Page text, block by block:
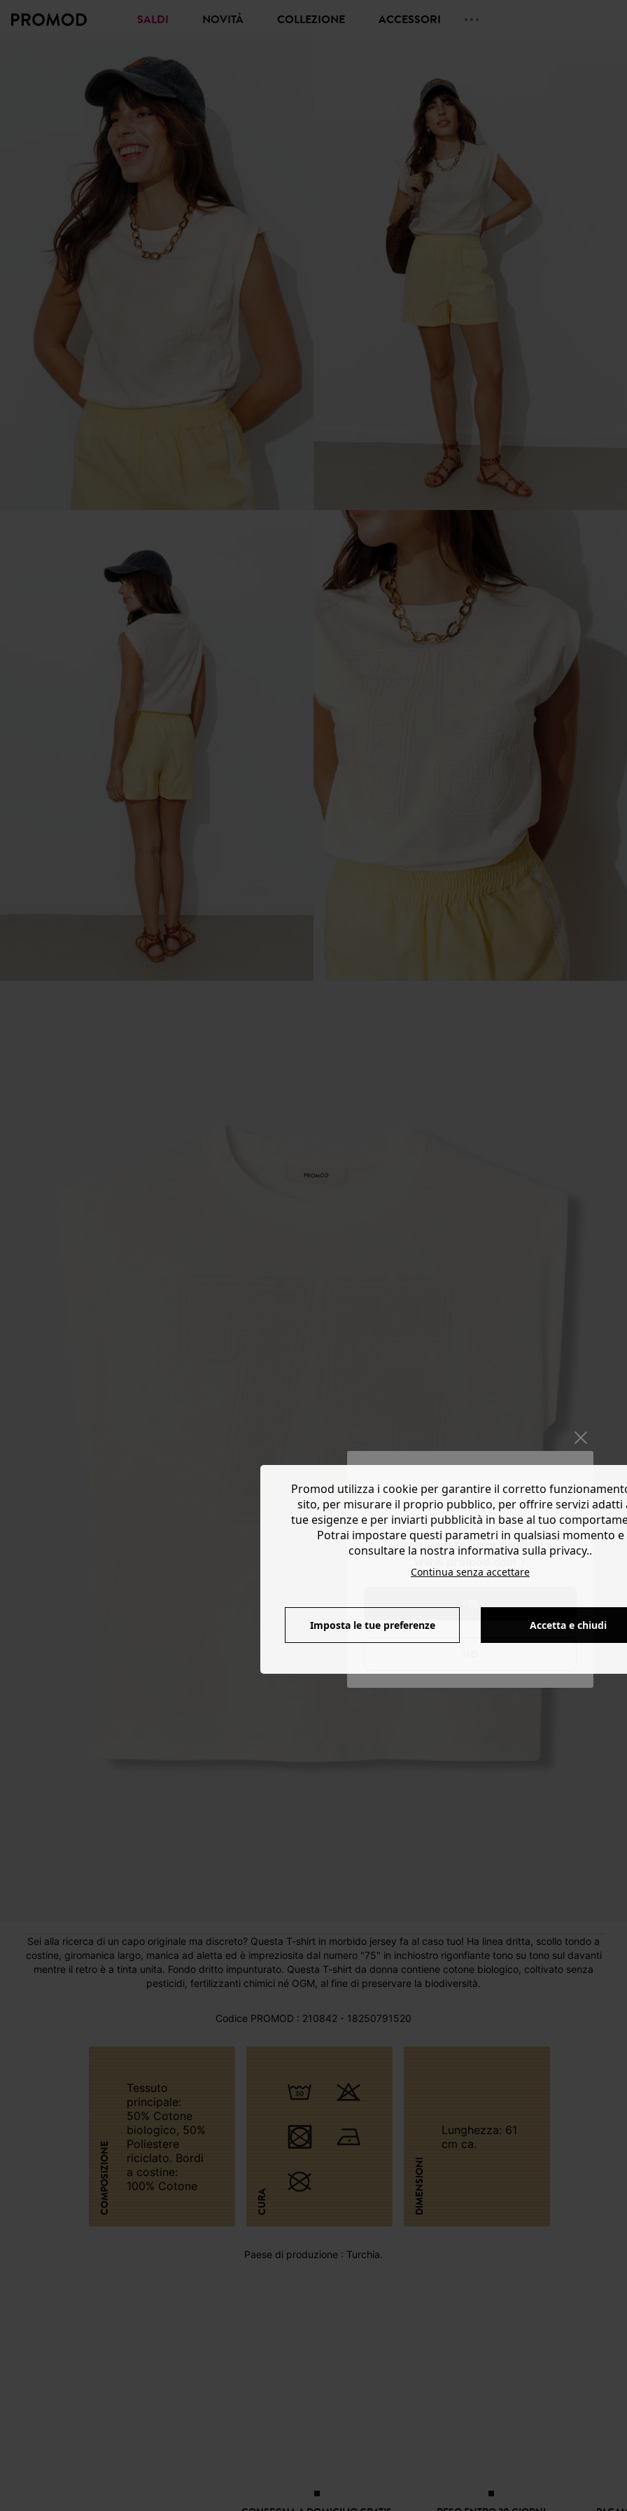
Do you want to be redirected to
SALDI NOVITÀ COLLEZIONE ACCESSORI
Sei alla ricerca di un capo originale ma discreto? Questa T-shirt in morbido jersey fa al caso tuo! Ha linea dritta, scollo tondo a
costine, giromanica largo, manica ad aletta ed è impreziosita dal numero "75" in inchiostro rigonfiante tono su tono sul davanti
mentre il retro è a tinta unita. Fondo dritto impunturato. Questa T-shirt da donna contiene cotone biologico, coltivato senza
pesticidi, fertilizzanti chimici né OGM, al fine di preservare la biodiversità.
Codice PROMOD : 210842 - 18250791520
COMPOSIZIONE
Tessuto
principale:
50% Cotone
biologico, 50%
Poliestere
riciclato. Bordi
a costine:
100% Cotone
CURA DIMENSIONI
Lunghezza: 61
cm ca.
Paese di produzione : Turchia.
Promod utilizza i cookie per garantire il corretto
sito, per misurare il proprio pubblico, per offrire servizi adatti
tue esigenze e per inviarti pubblicità in base al tuo
Potrai impostare questi parametri in qualsiasi momento e
consultare la nostra informativa sulla privacy..
Continua senza accettare
Imposta le tue preferenze Accetta e chiudi